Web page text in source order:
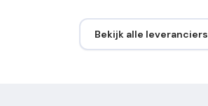
Bekijk alle leveranciers